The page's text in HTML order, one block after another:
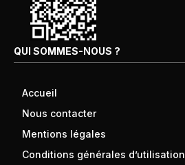
QUI SOMMES-NOUS ?
Accueil
Nous contacter
Mentions légales
Conditions générales d’utilisation